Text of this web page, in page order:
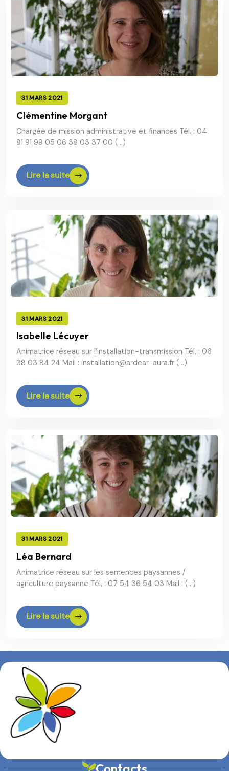
31 MARS 2021
Clémentine Morgant
Chargée de mission administrative et finances Tél. : 04
81 91 99 05 06 38 03 37 00 (…)
Lire la suite
31 MARS 2021
Isabelle Lécuyer
Animatrice réseau sur l’installation-transmission Tél. : 06
38 03 84 24 Mail : installation@ardear-aura.fr (…)
Lire la suite
31 MARS 2021
Léa Bernard
Animatrice réseau sur les semences paysannes /
agriculture paysanne Tél. : 07 54 36 54 03 Mail : (…)
Lire la suite